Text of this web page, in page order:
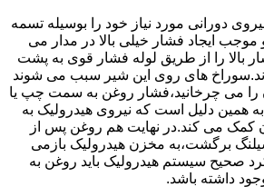
دورانی مورد نیاز خود را بوسیله تسمه
ایجاد فشار خیلی بالا در مدار می
را از طریق لوله فشار قوی به پشت
های روی این شیر سبب می شوند
را می چرخانید،فشار روغن به سمت چپ یا
همین دلیل است که نیروی هیدرولیک به
کمک می کند.در نهایت هم روغن پس از
برگشت،به مخزن هیدرولیک بازمی
صحیح سیستم هیدرولیک باید روغن به
داشته باشد.